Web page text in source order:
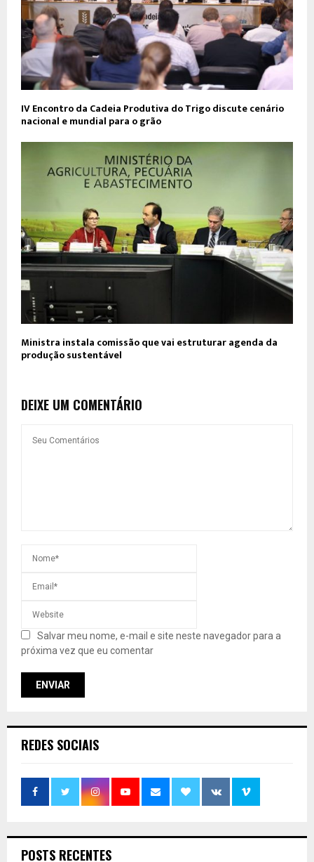
IV Encontro da Cadeia Produtiva do Trigo discute cenário
nacional e mundial para o grão
Ministra instala comissão que vai estruturar agenda da
produção sustentável
DEIXE UM COMENTÁRIO
Salvar meu nome, e-mail e site neste navegador para a
próxima vez que eu comentar
REDES SOCIAIS
POSTS RECENTES